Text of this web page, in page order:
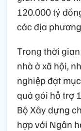
120.000 tỷ
các địa
Trong thời
nhà ở xã hội,
nghiệp đạt
quả gói hỗ trợ
Bộ Xây dựng
hợp với Ngân